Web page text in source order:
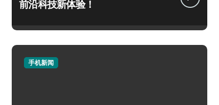
前沿科技新体验！
手机新闻